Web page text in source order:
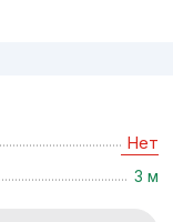
Нет
3 м